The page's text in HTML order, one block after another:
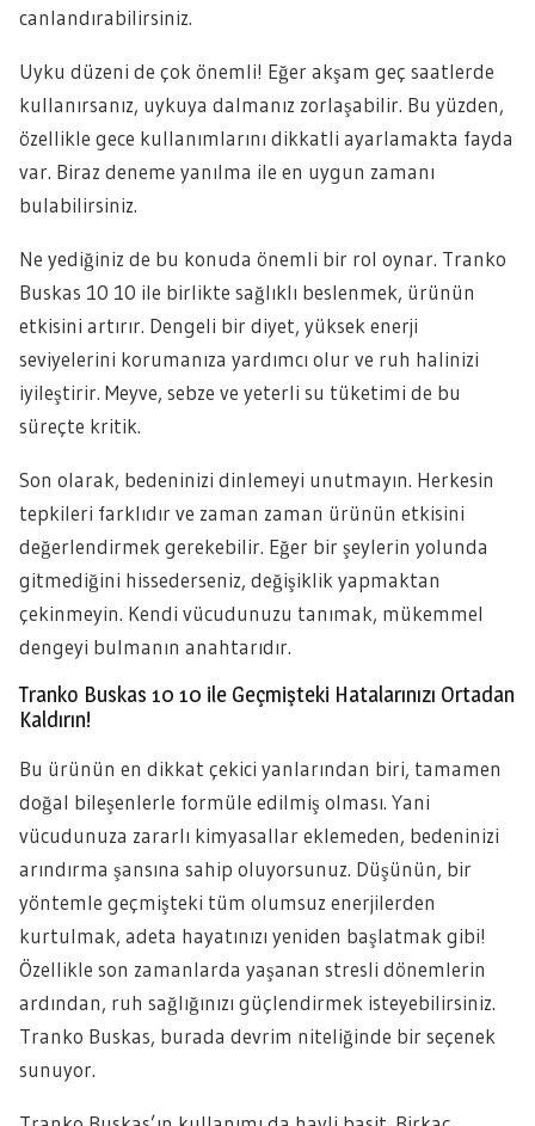
canlandırabilirsiniz.
Uyku düzeni de çok önemli! Eğer akşam geç saatlerde
kullanırsanız, uykuya dalmanız zorlaşabilir. Bu yüzden,
özellikle gece kullanımlarını dikkatli ayarlamakta fayda
var. Biraz deneme yanılma ile en uygun zamanı
bulabilirsiniz.
Ne yediğiniz de bu konuda önemli bir rol oynar. Tranko
Buskas 10 10 ile birlikte sağlıklı beslenmek, ürünün
etkisini artırır. Dengeli bir diyet, yüksek enerji
seviyelerini korumanıza yardımcı olur ve ruh halinizi
iyileştirir. Meyve, sebze ve yeterli su tüketimi de bu
süreçte kritik.
Son olarak, bedeninizi dinlemeyi unutmayın. Herkesin
tepkileri farklıdır ve zaman zaman ürünün etkisini
değerlendirmek gerekebilir. Eğer bir şeylerin yolunda
gitmediğini hissederseniz, değişiklik yapmaktan
çekinmeyin. Kendi vücudunuzu tanımak, mükemmel
dengeyi bulmanın anahtarıdır.
Tranko Buskas 10 10 ile Geçmişteki Hatalarınızı Ortadan
Kaldırın!
Bu ürünün en dikkat çekici yanlarından biri, tamamen
doğal bileşenlerle formüle edilmiş olması. Yani
vücudunuza zararlı kimyasallar eklemeden, bedeninizi
arındırma şansına sahip oluyorsunuz. Düşünün, bir
yöntemle geçmişteki tüm olumsuz enerjilerden
kurtulmak, adeta hayatınızı yeniden başlatmak gibi!
Özellikle son zamanlarda yaşanan stresli dönemlerin
ardından, ruh sağlığınızı güçlendirmek isteyebilirsiniz.
Tranko Buskas, burada devrim niteliğinde bir seçenek
sunuyor.